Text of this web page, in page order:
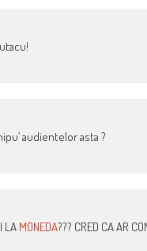
audientelor asta ?
LA MONEDA??? CRED CA AR